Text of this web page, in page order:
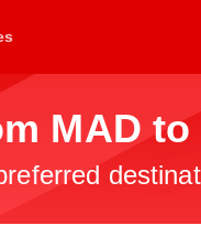
MAD to